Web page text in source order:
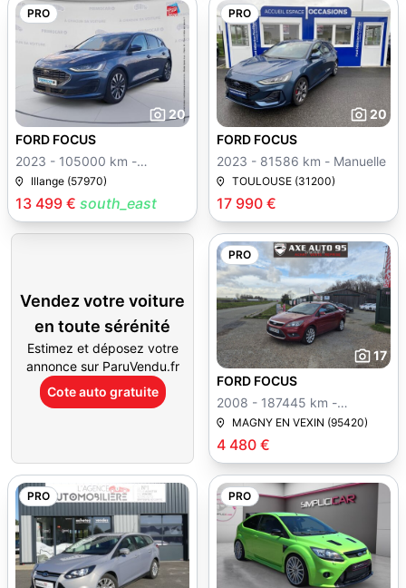
PRO
20
13 499 € south_east
FORD FOCUS
2023 - 105000 km -
Manuelle
Illange (57970)
PRO
20
17 990 €
FORD FOCUS
2023 - 81586 km - Manuelle
TOULOUSE (31200)
Vendez votre voiture
en toute sérénité
Estimez et déposez votre
annonce sur ParuVendu.fr
Cote auto gratuite
PRO
17
4 480 €
FORD FOCUS
2008 - 187445 km -
Manuelle
MAGNY EN VEXIN (95420)
PRO PRO